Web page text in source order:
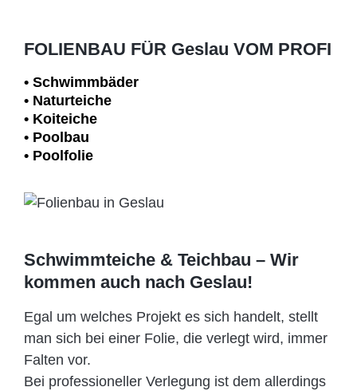
FOLIENBAU FÜR Geslau VOM PROFI
• Schwimm­bäder
• Naturteiche
• Koiteiche
• Poolbau
• Poolfolie
Schwimmteiche & Teichbau – Wir
kommen auch nach Geslau!
Egal um welches Projekt es sich handelt, stellt
man sich bei einer Folie, die verlegt wird, immer
Falten vor.
Bei professioneller Verlegung ist dem allerdings